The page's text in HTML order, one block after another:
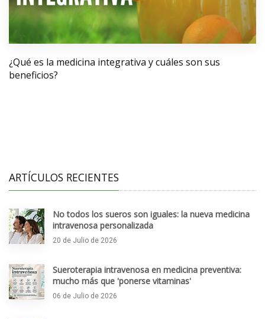
¿Qué es la medicina integrativa y cuáles son sus
beneficios?
ARTÍCULOS RECIENTES
No todos los sueros son iguales: la nueva medicina
intravenosa personalizada
20 de Julio de 2026
Sueroterapia intravenosa en medicina preventiva:
mucho más que 'ponerse vitaminas'
06 de Julio de 2026